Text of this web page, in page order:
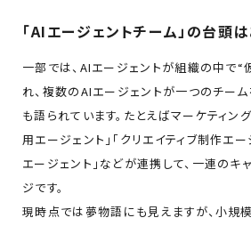
「AIエージェントチーム」の台頭
一部では、AIエージェントが組織の中で“
れ、複数のAIエージェントが一つのチー
も語られています。たとえばマーケティン
用エージェント」「クリエイティブ制作エー
エージェント」などが連携して、一連のキ
ジです。
現時点では夢物語にも見えますが、小規